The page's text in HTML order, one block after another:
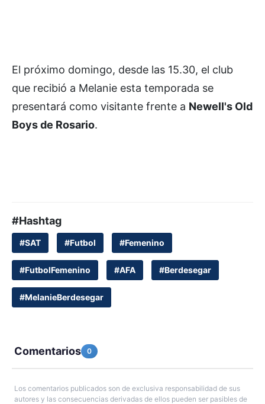
El próximo domingo, desde las 15.30, el club
que recibió a Melanie esta temporada se
presentará como visitante frente a Newell's Old
Boys de Rosario.
#Hashtag
#SAT #Futbol #Femenino
#FutbolFemenino #AFA #Berdesegar
#MelanieBerdesegar
Comentarios 0
Los comentarios publicados son de exclusiva responsabilidad de sus
autores y las consecuencias derivadas de ellos pueden ser pasibles de